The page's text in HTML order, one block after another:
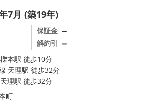
ｕｒａｇｅ
7月 (築19年)
保証金 －
解約引 －
本駅 徒歩10分
天理駅 徒歩32分
理駅 徒歩32分
町